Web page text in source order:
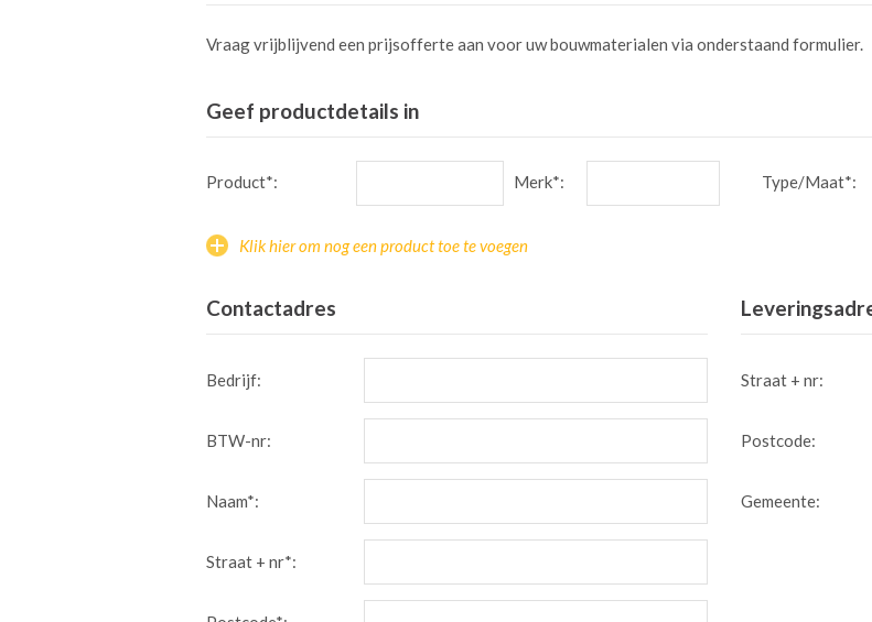
Vraag vrijblijvend een prijsofferte aan voor uw bouwmaterialen via onderstaand formulier.
Geef productdetails in
Product*: Merk*: Type/Maat*:
Klik hier om nog een product toe te voegen
Contactadres
Bedrijf:
BTW-nr:
Naam*:
Straat + nr*:
Straat + nr:
Postcode:
Gemeente: